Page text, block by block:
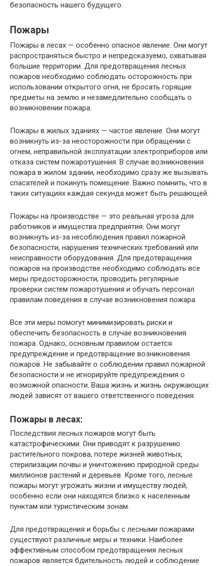
безопасность нашего будущего.
Пожары
Пожары в лесах — особенно опасное явление. Они могут
распространяться быстро и непредсказуемо, охватывая
большие территории. Для предотвращения лесных
пожаров необходимо соблюдать осторожность при
использовании открытого огня, не бросать горящие
предметы на землю и незамедлительно сообщать о
возникновении пожара.
Пожары в жилых зданиях — частое явление. Они могут
возникнуть из-за неосторожности при обращении с
огнем, неправильной эксплуатации электроприборов или
отказа систем пожаротушения. В случае возникновения
пожара в жилом здании, необходимо сразу же вызывать
спасателей и покинуть помещение. Важно помнить, что в
таких ситуациях каждая секунда может быть решающей.
Пожары на производстве — это реальная угроза для
работников и имущества предприятия. Они могут
возникнуть из-за несоблюдения правил пожарной
безопасности, нарушения технических требований или
неисправности оборудования. Для предотвращения
пожаров на производстве необходимо соблюдать все
меры предосторожности, проводить регулярные
проверки систем пожаротушения и обучать персонал
правилам поведения в случае возникновения пожара.
Все эти меры помогут минимизировать риски и
обеспечить безопасность в случае возникновения
пожара. Однако, основным правилом остается
предупреждение и предотвращение возникновения
пожаров. Не забывайте о соблюдении правил пожарной
безопасности и не игнорируйте предупреждения о
возможной опасности. Ваша жизнь и жизнь окружающих
людей зависят от вашего ответственного поведения.
Пожары в лесах:
Последствия лесных пожаров могут быть
катастрофическими. Они приводят к разрушению
растительного покрова, потере жизней животных,
стерилизации почвы и уничтожению природной среды
миллионов растений и деревьев. Кроме того, лесные
пожары могут угрожать жизни и имуществу людей,
особенно если они находятся близко к населенным
пунктам или туристическим зонам.
Для предотвращения и борьбы с лесными пожарами
существуют различные меры и техники. Наиболее
эффективным способом предотвращения лесных
пожаров является бдительность людей и соблюдение